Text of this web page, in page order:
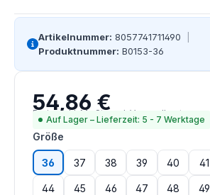
Artikelnummer: 8057741711490
Produktnummer: B0153-36
Regulärer Preis:
54,86 €
Preise inkl. MwSt. zzgl. Versandkosten
Auf Lager – Lieferzeit: 5 - 7 Werktage
Größe
36 37 38 39 40 41
44 45 46 47 48 49